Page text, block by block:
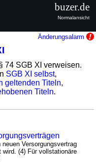
Änderungsalarm
74 SGB XI verweisen.
SGB XI selbst,
geltenden Titeln,
Titeln.
Versorgungsvertrag
wird. (4) Für vollstationäre
buzer.de
Normalansicht